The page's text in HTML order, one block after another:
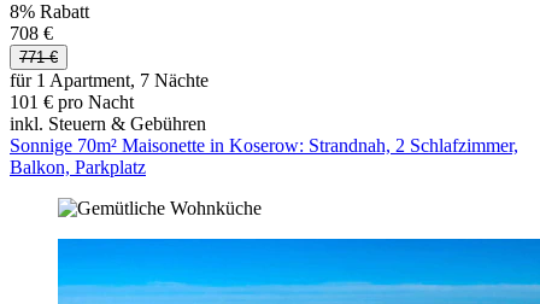
8% Rabatt
708 €
771 €
für 1 Apartment, 7 Nächte
101 € pro Nacht
inkl. Steuern & Gebühren
Sonnige 70m² Maisonette in Koserow: Strandnah, 2 Schlafzimmer,
Balkon, Parkplatz